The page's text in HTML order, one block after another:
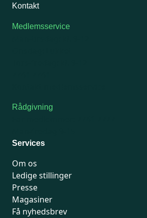
Kontakt
Medlemsservice
Rådgivning
Services
Om os
Ledige stillinger
Presse
Magasiner
Få nyhedsbrev